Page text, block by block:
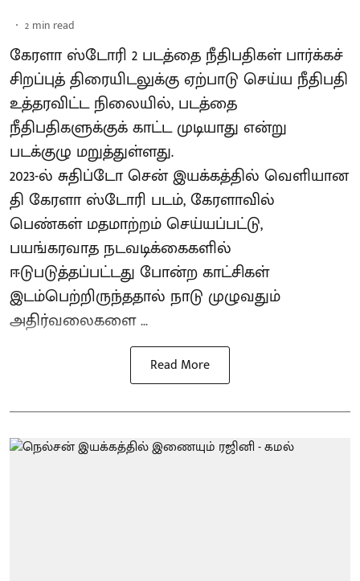
2 min read
கேரளா ஸ்டோரி 2 படத்தை நீதிபதிகள் பார்க்கச்
சிறப்புத் திரையிடலுக்கு ஏற்பாடு செய்ய நீதிபதி
உத்தரவிட்ட நிலையில், படத்தை
நீதிபதிகளுக்குக் காட்ட முடியாது என்று
படக்குழு மறுத்துள்ளது.
2023-ல் சுதிப்டோ சென் இயக்​கத்​தில் வெளியான
தி கேரளா ஸ்டோரி படம், கேரளாவில்
பெண்கள் மதமாற்றம் செய்யப்பட்டு,
பயங்கரவாத நடவடிக்கைகளில்
ஈடுபடுத்தப்பட்டது போன்ற காட்சிகள்
இடம்பெற்றிருந்ததால் நாடு முழுவதும்
அதிர்வலைகளை ...
Read More